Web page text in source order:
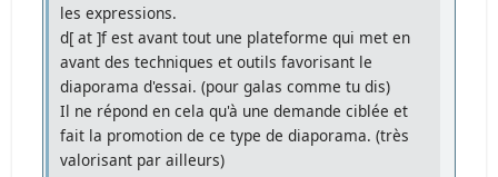
les expressions.
d[ at ]f est avant tout une plateforme qui met en
avant des techniques et outils favorisant le
diaporama d'essai. (pour galas comme tu dis)
Il ne répond en cela qu'à une demande ciblée et
fait la promotion de ce type de diaporama. (très
valorisant par ailleurs)